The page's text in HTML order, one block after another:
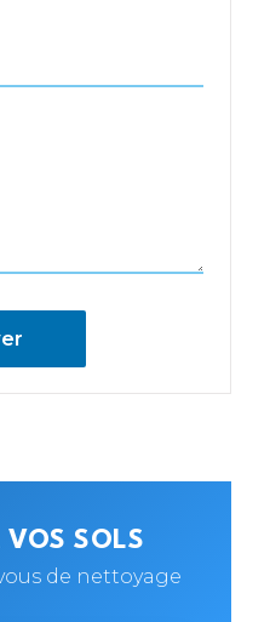
VOS SOLS
de nettoyage